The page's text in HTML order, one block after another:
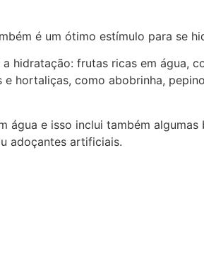
é um ótimo estímulo para se
hidratação: frutas ricas em água,
e hortaliças, como abobrinha,
água e isso inclui também algumas
adoçantes artificiais.